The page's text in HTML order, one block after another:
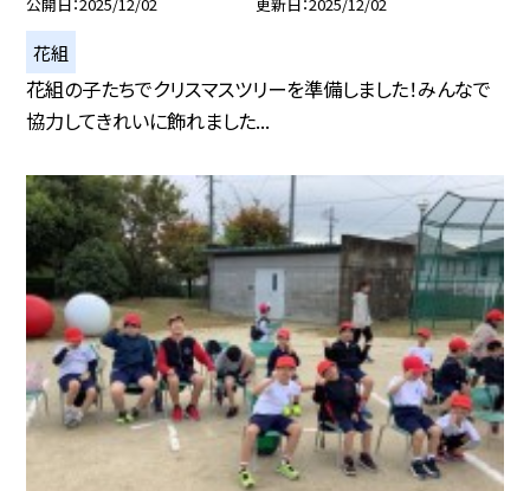
花組
花組の子たちでクリスマスツリーを準備しました！みんなで
協力してきれいに飾れました...